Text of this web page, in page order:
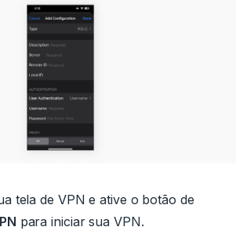
tela de VPN e ative o botão de
para iniciar sua VPN.